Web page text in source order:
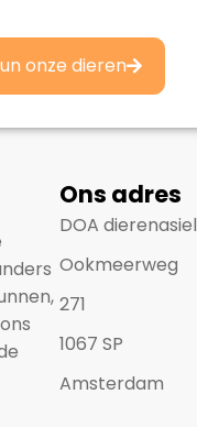
onze dieren
Ons adres
DOA dierenasiel
Ookmeerweg
271
1067 SP
Amsterdam